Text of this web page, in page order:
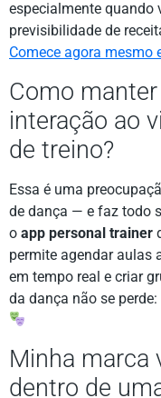
especialmente quando
previsibilidade de
Comece agora mesmo
Como
interação ao
de treino?
Essa é uma
de dança — e faz todo
o app personal trainer
permite agendar aulas
em tempo real e criar
da dança não se
Minha marca
dentro de